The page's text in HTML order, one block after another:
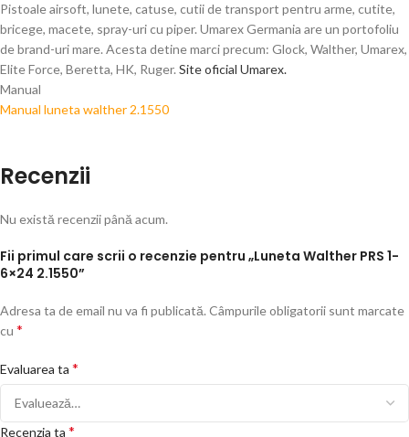
Pistoale airsoft, lunete, catuse, cutii de transport pentru arme, cutite,
bricege, macete, spray-uri cu piper. Umarex Germania are un portofoliu
de brand-uri mare. Acesta detine marci precum: Glock, Walther, Umarex,
Elite Force, Beretta, HK, Ruger. Site oficial Umarex.
Manual
Manual luneta walther 2.1550
Recenzii
Nu există recenzii până acum.
Fii primul care scrii o recenzie pentru „Luneta Walther PRS 1-
6×24 2.1550”
Adresa ta de email nu va fi publicată. Câmpurile obligatorii sunt marcate
cu *
Evaluarea ta *
Recenzia ta *